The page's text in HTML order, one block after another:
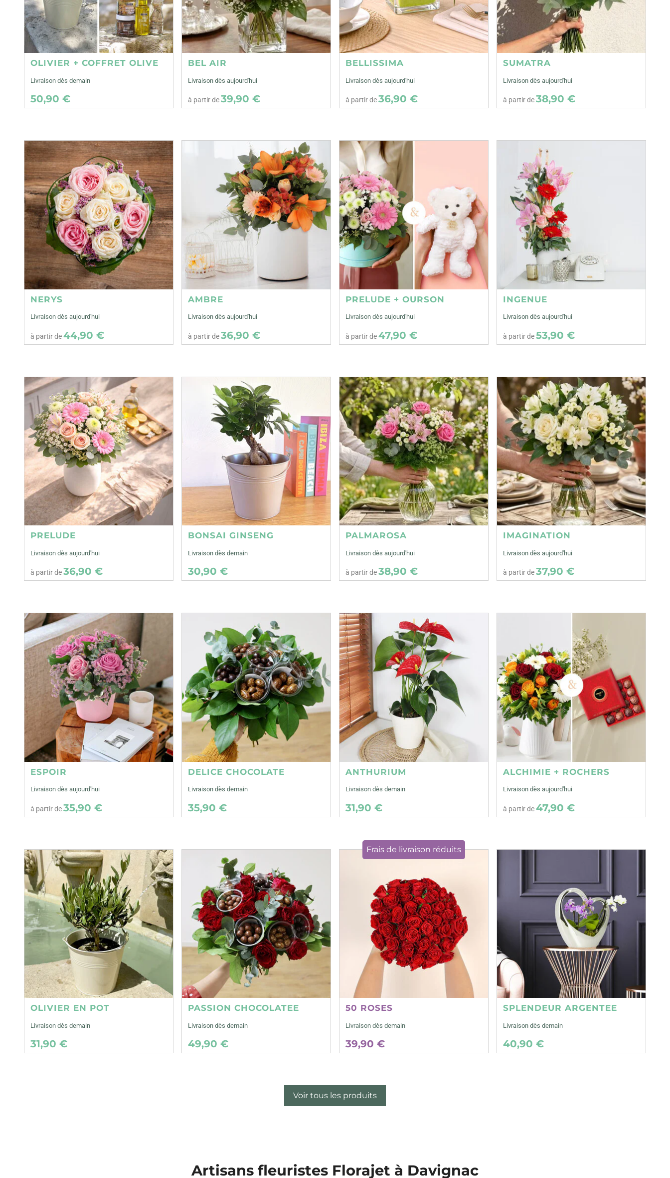
OLIVIER + COFFRET OLIVE
Livraison dès demain
50,90 €
BEL AIR
Livraison dès aujourd'hui
à partir de39,90 €
BELLISSIMA
Livraison dès aujourd'hui
à partir de36,90 €
SUMATRA
Livraison dès aujourd'hui
à partir de38,90 €
NERYS
Livraison dès aujourd'hui
à partir de44,90 €
AMBRE
Livraison dès aujourd'hui
à partir de36,90 €
PRELUDE + OURSON
Livraison dès aujourd'hui
à partir de47,90 €
INGENUE
Livraison dès aujourd'hui
à partir de53,90 €
PRELUDE
Livraison dès aujourd'hui
à partir de36,90 €
BONSAI GINSENG
Livraison dès demain
30,90 €
PALMAROSA
Livraison dès aujourd'hui
à partir de38,90 €
IMAGINATION
Livraison dès aujourd'hui
à partir de37,90 €
ESPOIR
Livraison dès aujourd'hui
à partir de35,90 €
DELICE CHOCOLATE
Livraison dès demain
35,90 €
ANTHURIUM
Livraison dès demain
31,90 €
ALCHIMIE + ROCHERS
Livraison dès aujourd'hui
à partir de47,90 €
OLIVIER EN POT
Livraison dès demain
31,90 €
PASSION CHOCOLATEE
Livraison dès demain
49,90 €
Frais de livraison réduits
50 ROSES
Livraison dès demain
39,90 €
SPLENDEUR ARGENTEE
Livraison dès demain
40,90 €
Voir tous les produits
Artisans fleuristes Florajet à Davignac